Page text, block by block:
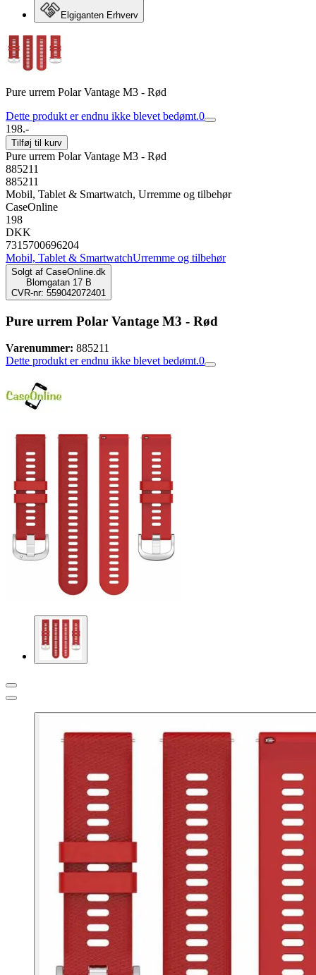
Elgiganten Erhverv
Pure urrem Polar Vantage M3 - Rød
Dette produkt er endnu ikke blevet bedømt.0
198.-
Tilføj til kurv
Pure urrem Polar Vantage M3 - Rød
885211
885211
Mobil, Tablet & Smartwatch, Urremme og tilbehør
CaseOnline
198
DKK
7315700696204
Mobil, Tablet & SmartwatchUrremme og tilbehør
Solgt af CaseOnline.dk
Blomgatan 17 B
CVR-nr: 559042072401
Pure urrem Polar Vantage M3 - Rød
Varenummer: 885211
Dette produkt er endnu ikke blevet bedømt.0